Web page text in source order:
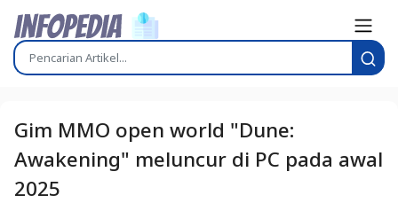
Gim MMO open world "Dune:
Awakening" meluncur di PC pada awal
2025